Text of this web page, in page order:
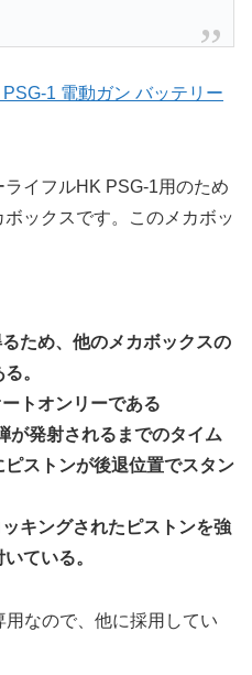
1 電動ガン バッテリー
イフルHK PSG-1用のため
ックスです。このメカボッ
ため、他のメカボックスの
。
トオンリーである
が発射されるまでのタイム
ストンが後退位置でスタン
キングされたピストンを強
ている。
なので、他に採用してい